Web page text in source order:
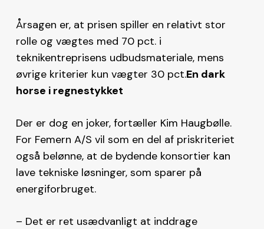
Årsagen er, at prisen spiller en relativt stor
rolle og vægtes med 70 pct. i
teknikentreprisens udbudsmateriale, mens
øvrige kriterier kun vægter 30 pct.En dark
horse i regnestykket
Der er dog en joker, fortæller Kim Haugbølle.
For Femern A/S vil som en del af priskriteriet
også belønne, at de bydende konsortier kan
lave tekniske løsninger, som sparer på
energiforbruget.
– Det er ret usædvanligt at inddrage